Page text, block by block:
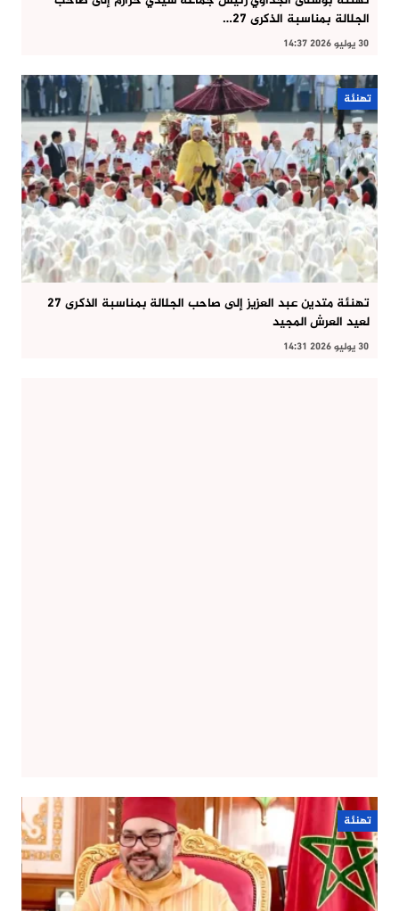
الجلالة بمناسبة الذكرى 27…
30 يوليو 2026 14:37
تهنئة
تهنئة متدين عبد العزيز إلى صاحب الجلالة بمناسبة الذكرى 27
لعيد العرش المجيد
30 يوليو 2026 14:31
تهنئة